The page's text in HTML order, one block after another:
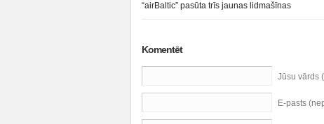
“airBaltic” pasūta trīs jaunas lidmašīnas
Komentēt
Jūsu vārds
E-pasts